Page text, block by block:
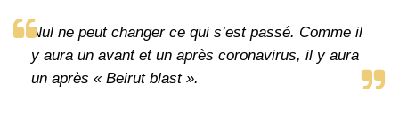
Nul ne peut changer ce qui s’est passé. Comme il
y aura un avant et un après coronavirus, il y aura
un après « Beirut blast ».